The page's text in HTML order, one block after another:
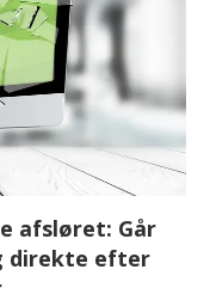
afsløret: Går
direkte efter